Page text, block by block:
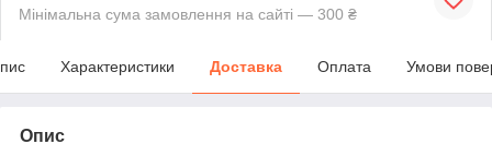
Мінімальна сума замовлення на сайті — 300 ₴
Характеристики Доставка Оплата Умови
Опис